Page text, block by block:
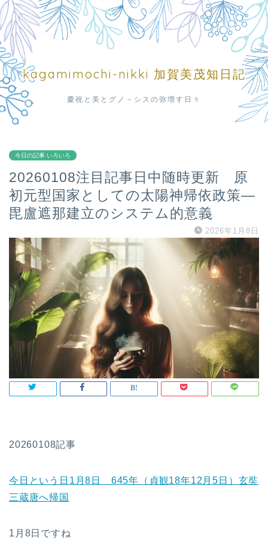
kagamimochi-nikki 加賀美茂知日記
慶祝と美とグノ－シスの弥増す日々
今日の記事 いろいろ
20260108注目記事日中随時更新 原
初元型国家としての太陽神帰依政策—
毘盧遮那建立のシステム的意義
2026年1月8日
20260108記事
今日という日1月8日 645年（貞観18年12月5日）玄奘
三蔵唐へ帰国
1月8日ですね